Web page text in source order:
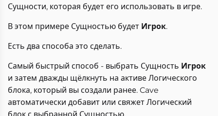
Сущности, которая будет его использовать в игре.
В этом примере Сущностью будет Игрок.
Есть два способа это сделать.
Самый быстрый способ - выбрать Сущность Игрок
и затем дважды щёлкнуть на активе Логического
блока, который вы создали ранее. Cave
автоматически добавит или свяжет Логический